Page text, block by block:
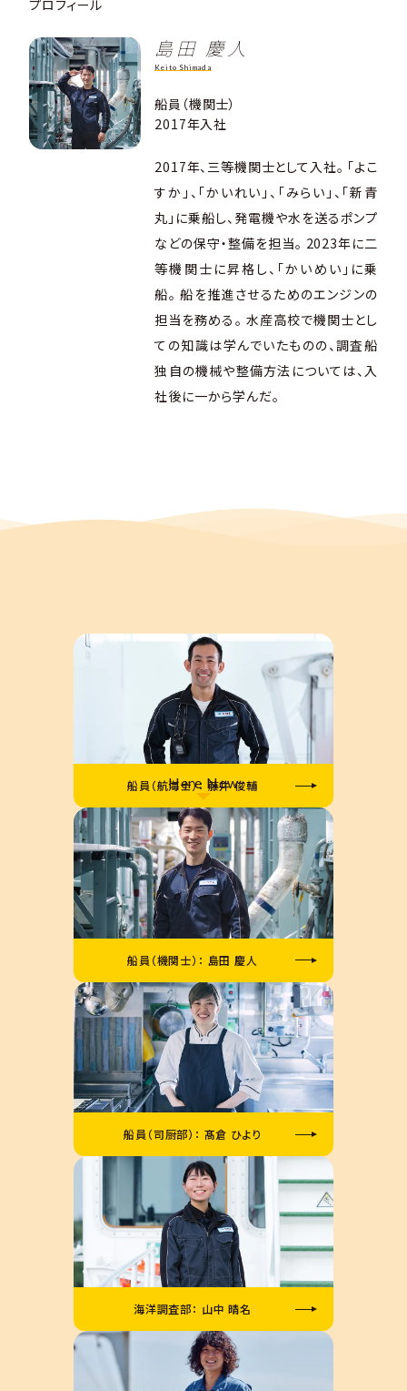
プロフィール
島田 慶人
Keito Shimada
船員（機関士）
2017年入社
2017年、三等機関士として入社。 「よこ
すか」、「かいれい」、「みらい」、「新青
丸」に乗船し、発電機や水を送るポンプ
などの保守・整備を担当。 2023年に二
等機関士に昇格し、「かいめい」に乗
船。 船を推進させるためのエンジンの
担当を務める。 水産高校で機関士とし
ての知識は学んでいたものの、調査船
独自の機械や整備方法については、入
社後に一から学んだ。
船員（航海士）： 藤井 俊輔
船員（機関士）： 島田 慶人
船員（司厨部）： 髙倉 ひより
海洋調査部： 山中 晴名